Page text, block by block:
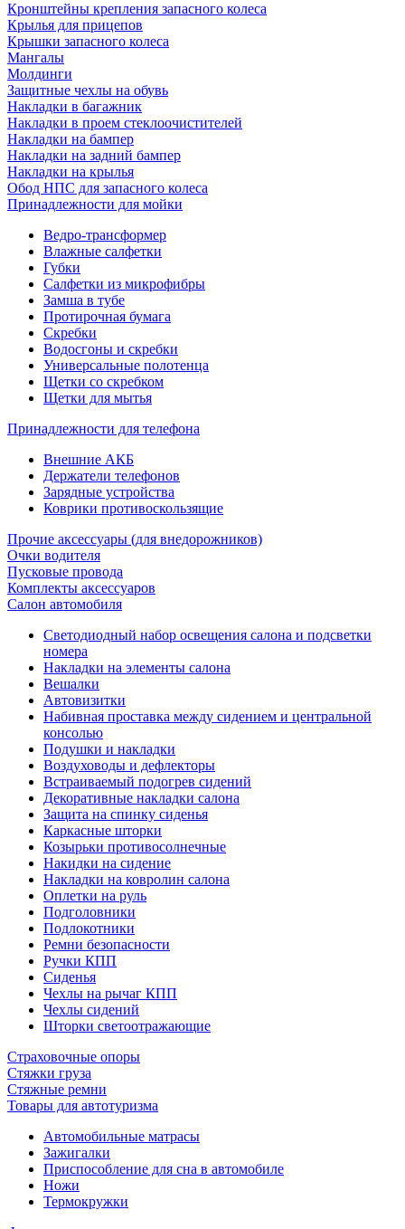
Кронштейны крепления запасного колеса
Крылья для прицепов
Крышки запасного колеса
Мангалы
Молдинги
Защитные чехлы на обувь
Накладки в багажник
Накладки в проем стеклоочистителей
Накладки на бампер
Накладки на задний бампер
Накладки на крылья
Обод НПС для запасного колеса
Принадлежности для мойки
Ведро-трансформер
Влажные салфетки
Губки
Салфетки из микрофибры
Замша в тубе
Протирочная бумага
Скребки
Водосгоны и скребки
Универсальные полотенца
Щетки со скребком
Щетки для мытья
Принадлежности для телефона
Внешние АКБ
Держатели телефонов
Зарядные устройства
Коврики противоскользящие
Прочие аксессуары (для внедорожников)
Очки водителя
Пусковые провода
Комплекты аксессуаров
Салон автомобиля
Светодиодный набор освещения салона и подсветки
номера
Накладки на элементы салона
Вешалки
Автовизитки
Набивная проставка между сидением и центральной
консолью
Подушки и накладки
Воздуховоды и дефлекторы
Встраиваемый подогрев сидений
Декоративные накладки салона
Защита на спинку сиденья
Каркасные шторки
Козырьки противосолнечные
Накидки на сидение
Накладки на ковролин салона
Оплетки на руль
Подголовники
Подлокотники
Ремни безопасности
Ручки КПП
Сиденья
Чехлы на рычаг КПП
Чехлы сидений
Шторки светоотражающие
Страховочные опоры
Стяжки груза
Стяжные ремни
Товары для автотуризма
Автомобильные матрасы
Зажигалки
Приспособление для сна в автомобиле
Ножи
Термокружки